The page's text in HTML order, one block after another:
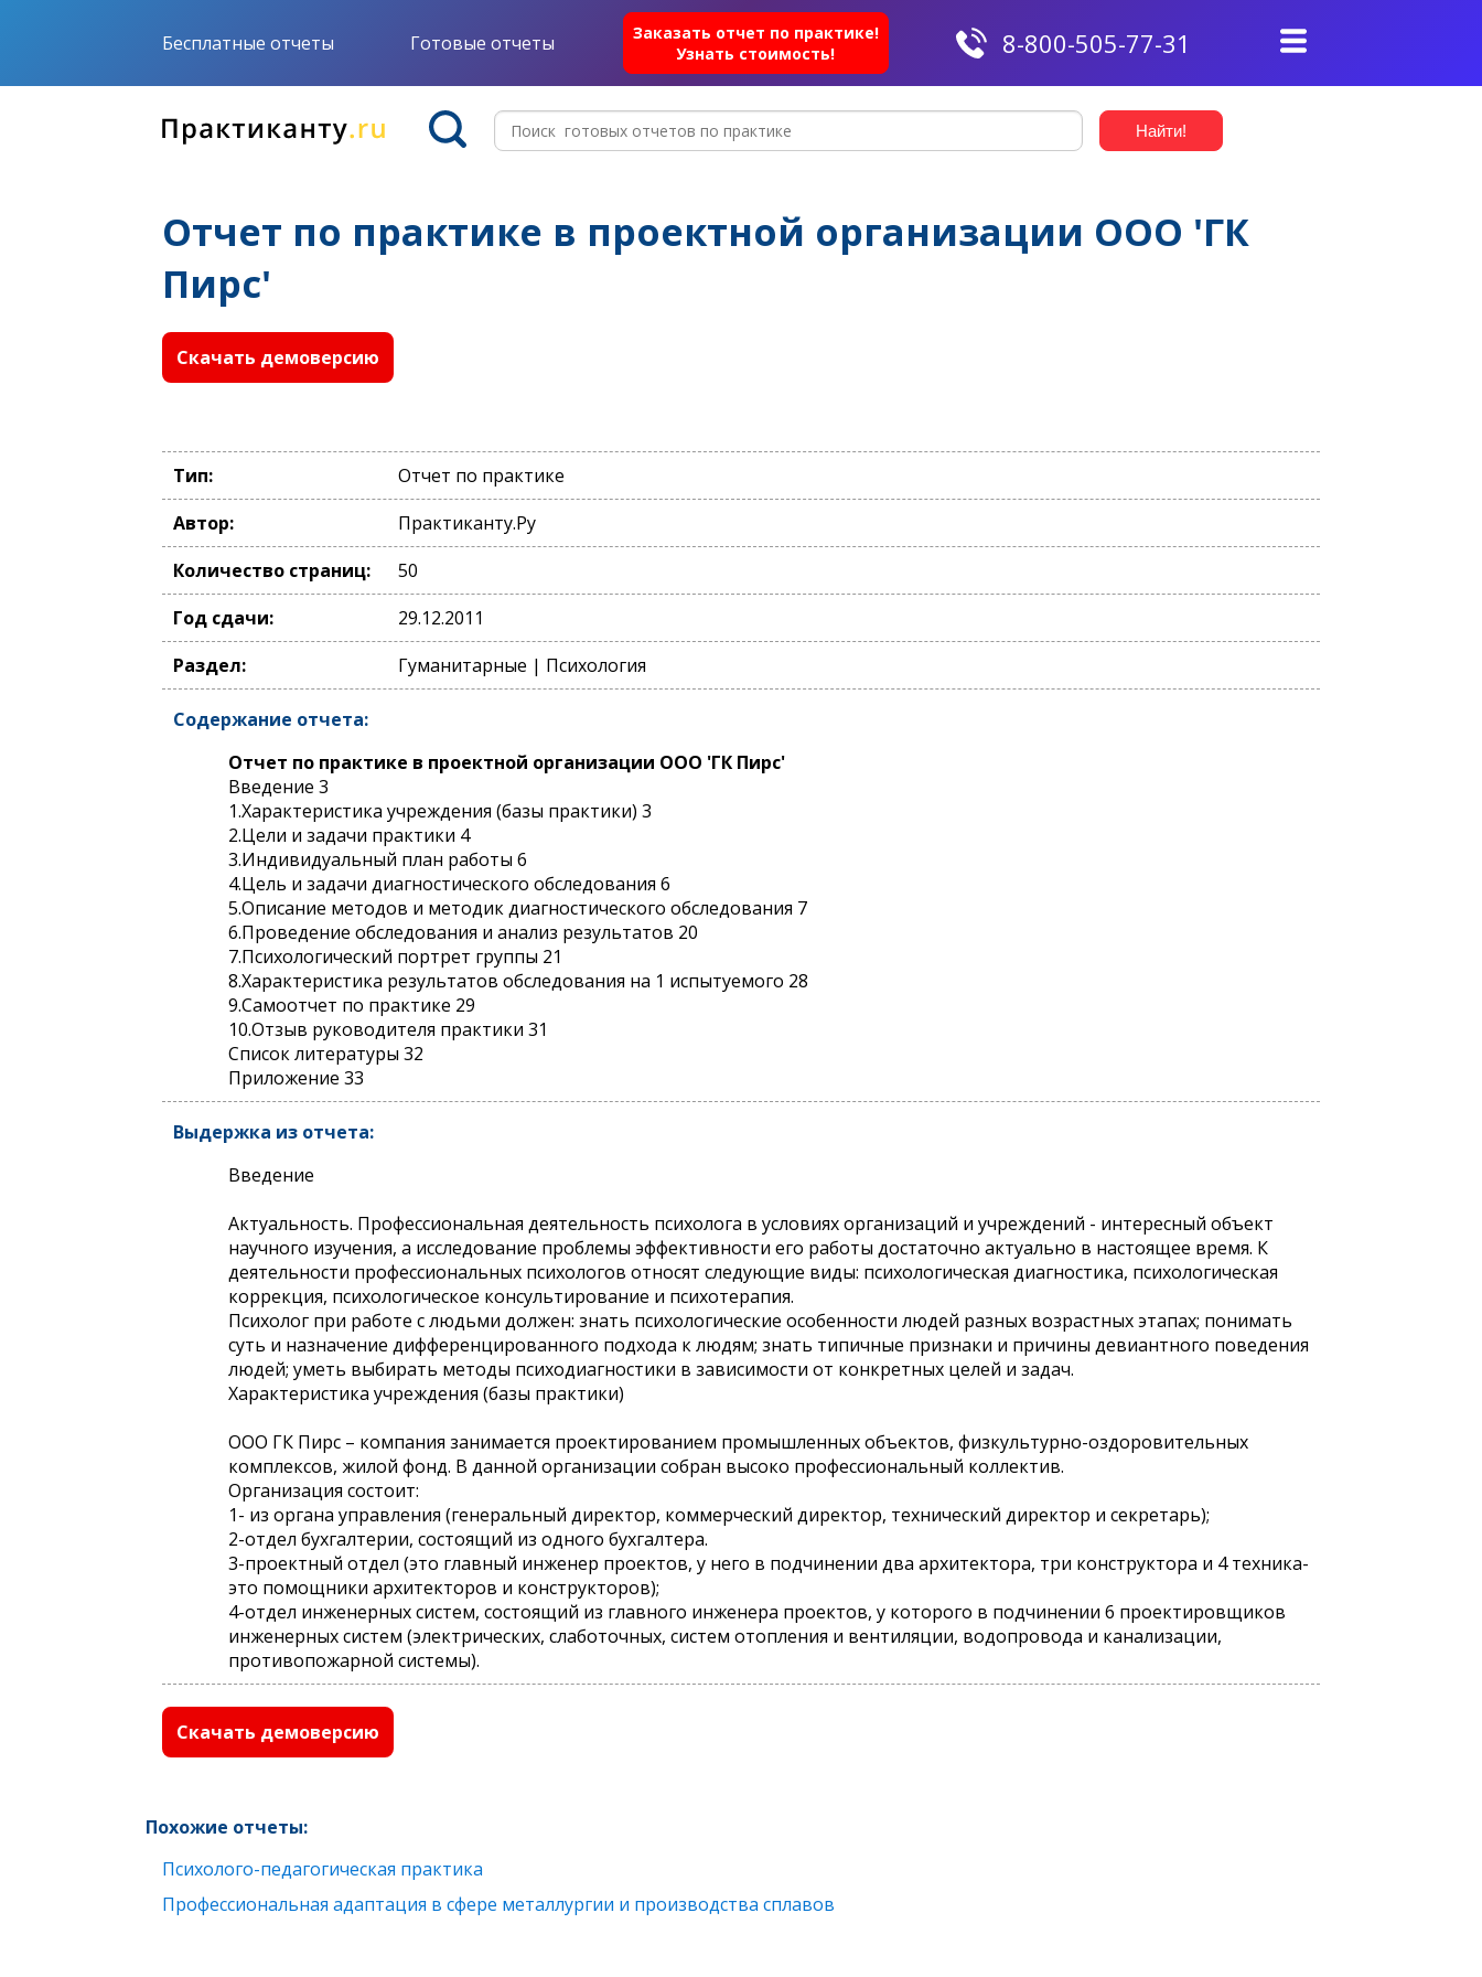
Бесплатные отчеты Готовые отчеты
Заказать отчет по практике!
Узнать стоимость!
8-800-505-77-31
Отчет по практике в проектной организации ООО 'ГК
Пирс'
Скачать демоверсию
Тип:
Отчет по практике
Автор:
Практиканту.Ру
Количество страниц:
50
Год сдачи:
29.12.2011
Раздел:
Гуманитарные | Психология
Содержание отчета:
Отчет по практике в проектной организации ООО 'ГК Пирс'
Введение 3
1.Характеристика учреждения (базы практики) 3
2.Цели и задачи практики 4
3.Индивидуальный план работы 6
4.Цель и задачи диагностического обследования 6
5.Описание методов и методик диагностического обследования 7
6.Проведение обследования и анализ результатов 20
7.Психологический портрет группы 21
8.Характеристика результатов обследования на 1 испытуемого 28
9.Самоотчет по практике 29
10.Отзыв руководителя практики 31
Список литературы 32
Приложение 33
Выдержка из отчета:
Введение
Актуальность. Профессиональная деятельность психолога в условиях организаций и учреждений - интересный объект
научного изучения, а исследование проблемы эффективности его работы достаточно актуально в настоящее время. К
деятельности профессиональных психологов относят следующие виды: психологическая диагностика, психологическая
коррекция, психологическое консультирование и психотерапия.
Психолог при работе с людьми должен: знать психологические особенности людей разных возрастных этапах; понимать
суть и назначение дифференцированного подхода к людям; знать типичные признаки и причины девиантного поведения
людей; уметь выбирать методы психодиагностики в зависимости от конкретных целей и задач.
Характеристика учреждения (базы практики)
ООО ГК Пирс – компания занимается проектированием промышленных объектов, физкультурно-оздоровительных
комплексов, жилой фонд. В данной организации собран высоко профессиональный коллектив.
Организация состоит:
1- из органа управления (генеральный директор, коммерческий директор, технический директор и секретарь);
2-отдел бухгалтерии, состоящий из одного бухгалтера.
3-проектный отдел (это главный инженер проектов, у него в подчинении два архитектора, три конструктора и 4 техника-
это помощники архитекторов и конструкторов);
4-отдел инженерных систем, состоящий из главного инженера проектов, у которого в подчинении 6 проектировщиков
инженерных систем (электрических, слаботочных, систем отопления и вентиляции, водопровода и канализации,
противопожарной системы).
Скачать демоверсию
Похожие отчеты:
Психолого-педагогическая практика
Профессиональная адаптация в сфере металлургии и производства сплавов